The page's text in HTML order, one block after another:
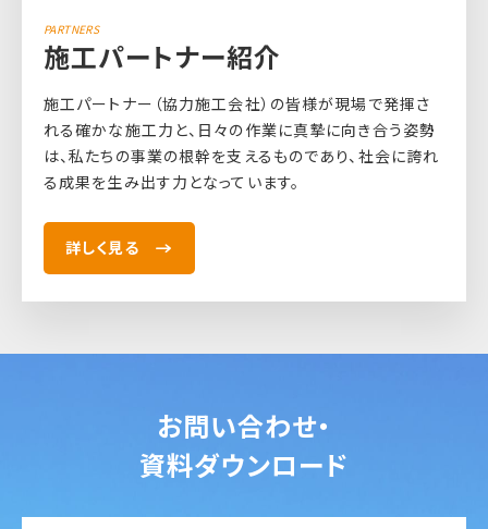
PARTNERS
施工パートナー紹介
施工パートナー（協力施工会社）の皆様が現場で発揮さ
れる確かな施工力と、日々の作業に真摯に向き合う姿勢
は、私たちの事業の根幹を支えるものであり、社会に誇れ
る成果を生み出す力となっています。
詳しく見る
お問い合わせ・
資料ダウンロード